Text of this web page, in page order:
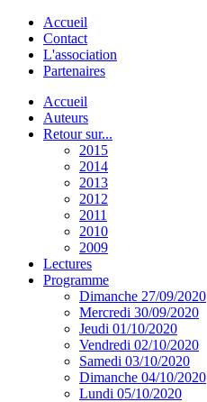
Accueil
Contact
L'association
Partenaires
Accueil
Auteurs
Retour sur...
2015
2014
2013
2012
2011
2010
2009
Lectures
Programme
Dimanche 27/09/2020
Mercredi 30/09/2020
Jeudi 01/10/2020
Vendredi 02/10/2020
Samedi 03/10/2020
Dimanche 04/10/2020
Lundi 05/10/2020